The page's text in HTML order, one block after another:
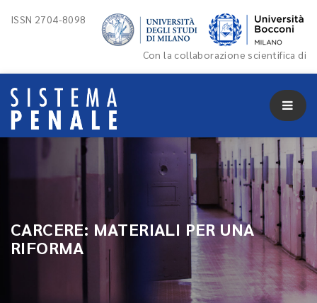
ISSN 2704-8098
Con la collaborazione scientifica di
CARCERE: MATERIALI PER UNA
RIFORMA